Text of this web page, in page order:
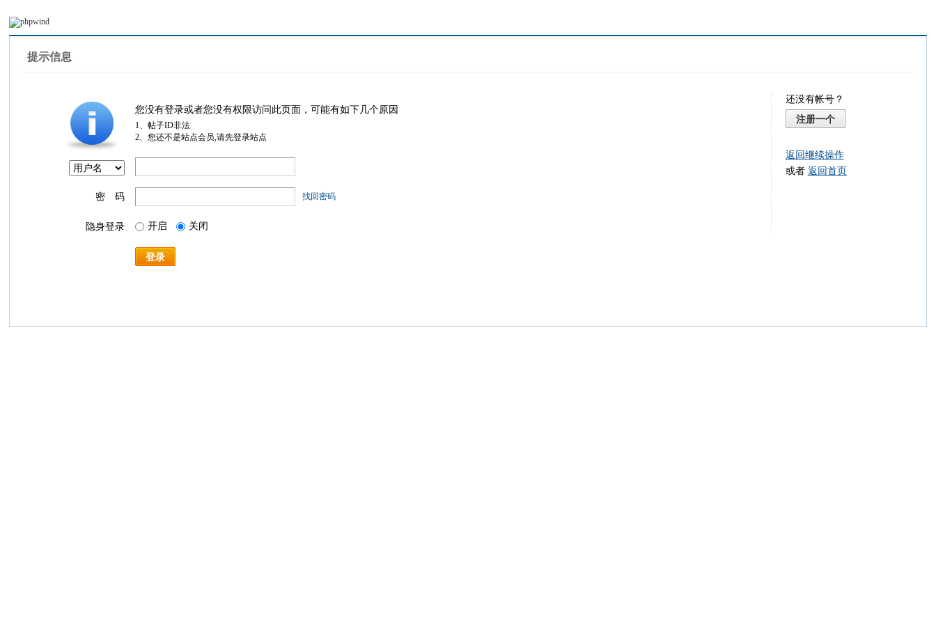
提示信息
您没有登录或者您没有权限访问此页面，可能有如下几个原因
1、帖子ID非法
2、您还不是站点会员,请先登录站点
密 码 找回密码
隐身登录 开启 关闭
登录
还没有帐号？
注册一个
返回继续操作
或者 返回首页